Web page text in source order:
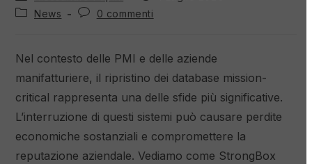
News
0 commenti
Nel contesto delle PMI e delle aziende
manifatturiere, il ripristino dei database mission-
critical rappresenta una delle sfide più significative.
L’interruzione di questi sistemi può causare perdite
economiche sostanziali e compromettere la
reputazione aziendale. Vediamo come StrongBox